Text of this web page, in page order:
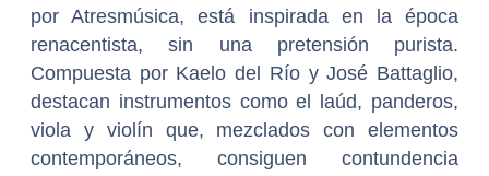
por Atresmúsica, está inspirada en la época
renacentista, sin una pretensión purista.
Compuesta por Kaelo del Río y José Battaglio,
destacan instrumentos como el laúd, panderos,
viola y violín que, mezclados con elementos
contemporáneos, consiguen contundencia